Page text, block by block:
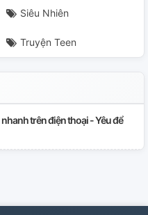
Siêu Nhiên
Truyện Teen
trên điện thoại - Yêu để